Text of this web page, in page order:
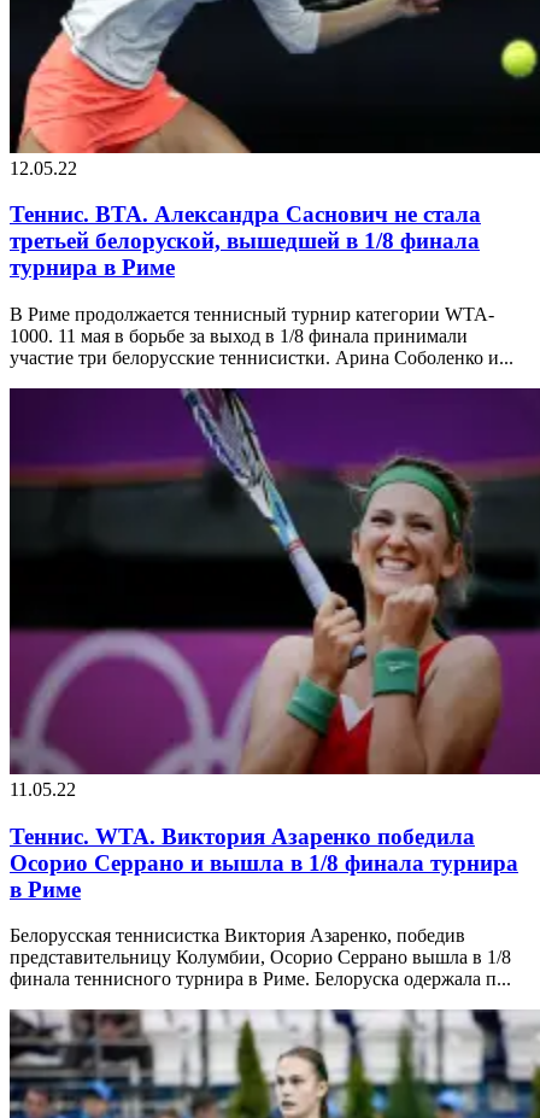
12.05.22
Теннис. ВТА. Александра Саснович не стала
третьей белоруской, вышедшей в 1/8 финала
турнира в Риме
В Риме продолжается теннисный турнир категории WTA-
1000. 11 мая в борьбе за выход в 1/8 финала принимали
участие три белорусские теннисистки. Арина Соболенко и...
11.05.22
Теннис. WTA. Виктория Азаренко победила
Осорио Серрано и вышла в 1/8 финала турнира
в Риме
Белорусская теннисистка Виктория Азаренко, победив
представительницу Колумбии, Осорио Серрано вышла в 1/8
финала теннисного турнира в Риме. Белоруска одержала п...